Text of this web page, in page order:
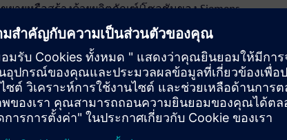
ขยายหรือสร้างด้วยผลิตภัณฑ์/โซลูชันของ Siemens
Xcelerator โดยการสร้างผลิตภัณฑ์ใหม่ หรือสร้างโซลูชัน
ลูกค้าใหม่ผ่านการผสานรวมผลิตภัณฑ์ Siemens Xcelerator
และผลิตภัณฑ์ของตัวเอง